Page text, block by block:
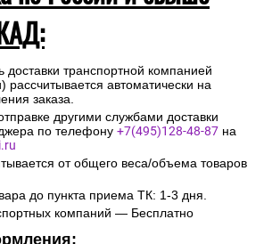
доставки транспортной компанией
автоматически на
заказа.
другими службами доставки
по телефону +7(495)128-48-87 на
от общего веса/объема товаров
до пункта приема ТК: 1-3 дня.
компаний — Бесплатно